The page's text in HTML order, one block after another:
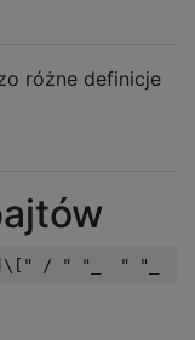
różne definicje